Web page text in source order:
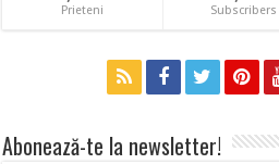
Prieteni Subscribers
Abonează-te la newsletter!